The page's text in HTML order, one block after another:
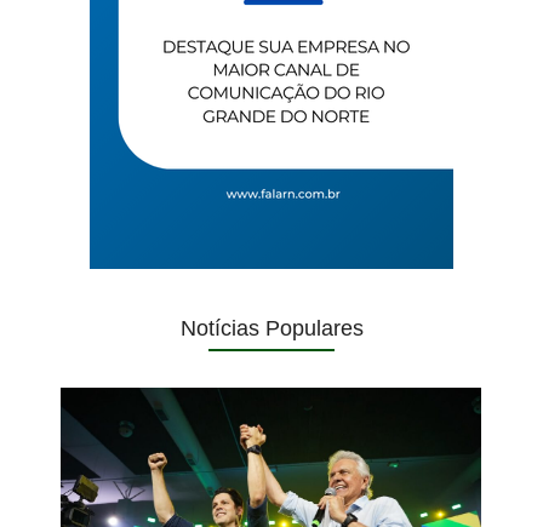
Notícias Populares